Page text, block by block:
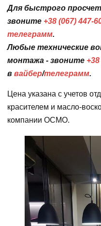
Для быстрого
звоните +38 (067) 447-
телеграмм.
Любые технические
монтажа - звоните
в вайбер/телеграмм.
Цена указана с учетов
красителем и масло-
компании ОСМО.